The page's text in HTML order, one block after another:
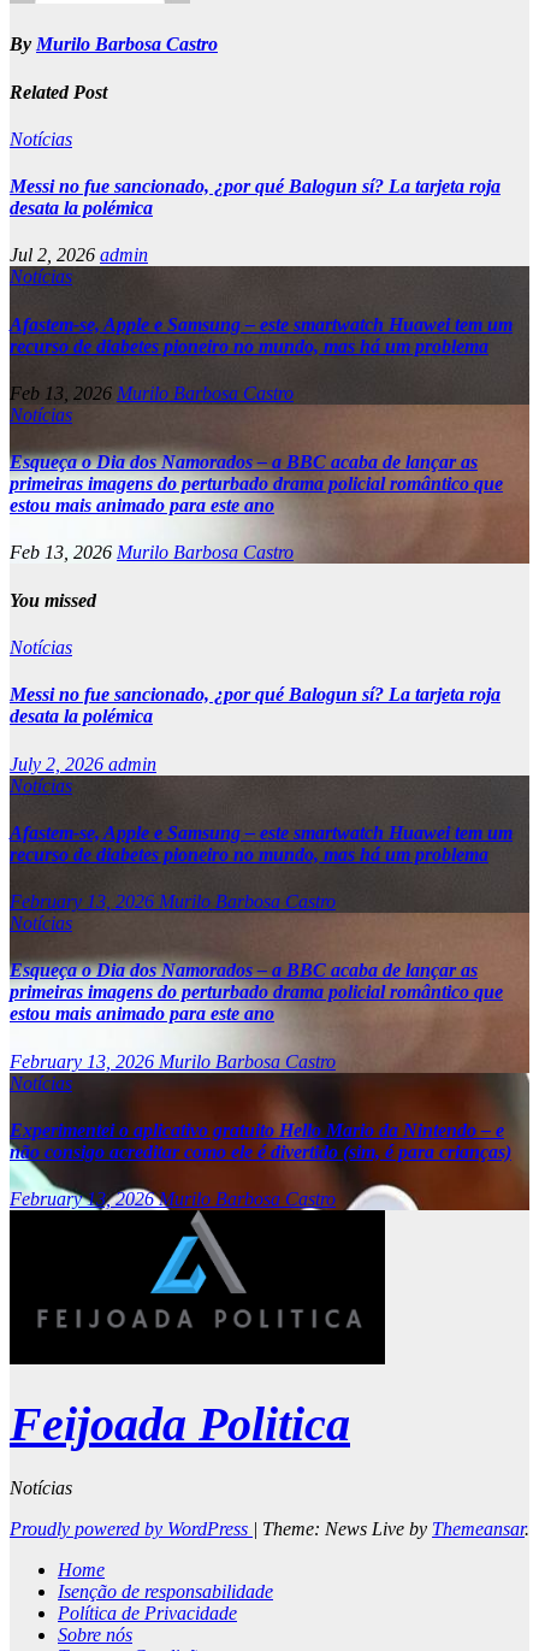
By Murilo Barbosa Castro
Related Post
Notícias
Messi no fue sancionado, ¿por qué Balogun sí? La tarjeta roja
desata la polémica
Jul 2, 2026 admin
Notícias
Afastem-se, Apple e Samsung – este smartwatch Huawei tem um
recurso de diabetes pioneiro no mundo, mas há um problema
Feb 13, 2026 Murilo Barbosa Castro
Notícias
Esqueça o Dia dos Namorados – a BBC acaba de lançar as
primeiras imagens do perturbado drama policial romântico que
estou mais animado para este ano
Feb 13, 2026 Murilo Barbosa Castro
You missed
Notícias
Messi no fue sancionado, ¿por qué Balogun sí? La tarjeta roja
desata la polémica
July 2, 2026 admin
Notícias
Afastem-se, Apple e Samsung – este smartwatch Huawei tem um
recurso de diabetes pioneiro no mundo, mas há um problema
February 13, 2026 Murilo Barbosa Castro
Notícias
Esqueça o Dia dos Namorados – a BBC acaba de lançar as
primeiras imagens do perturbado drama policial romântico que
estou mais animado para este ano
February 13, 2026 Murilo Barbosa Castro
Notícias
Experimentei o aplicativo gratuito Hello Mario da Nintendo – e
não consigo acreditar como ele é divertido (sim, é para crianças)
February 13, 2026Murilo Barbosa Castro
Feijoada Politica
Notícias
Proudly powered by WordPress | Theme: News Live by Themeansar.
Home
Isenção de responsabilidade
Política de Privacidade
Sobre nós